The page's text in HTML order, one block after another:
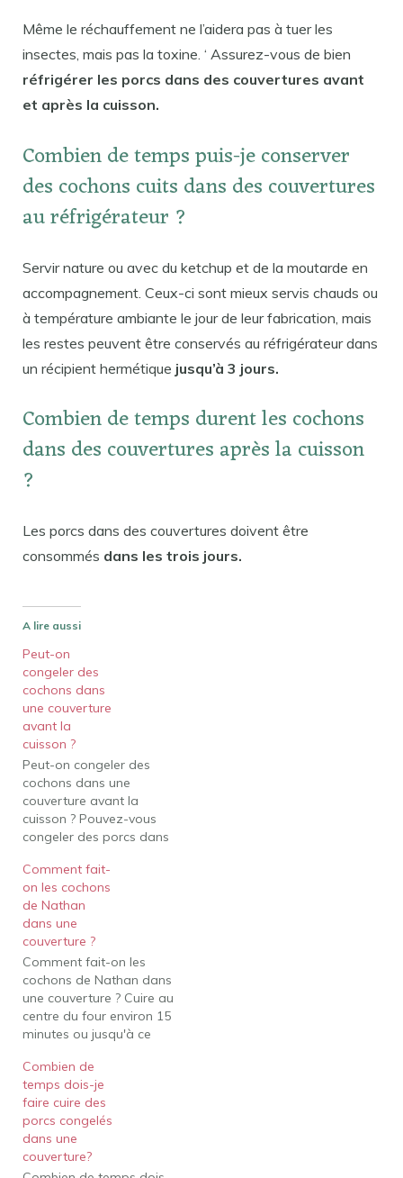
Même le réchauffement ne l’aidera pas à tuer les
insectes, mais pas la toxine. ‘ Assurez-vous de bien
réfrigérer les porcs dans des couvertures avant
et après la cuisson.
Combien de temps puis-je conserver
des cochons cuits dans des couvertures
au réfrigérateur ?
Servir nature ou avec du ketchup et de la moutarde en
accompagnement. Ceux-ci sont mieux servis chauds ou
à température ambiante le jour de leur fabrication, mais
les restes peuvent être conservés au réfrigérateur dans
un récipient hermétique jusqu’à 3 jours.
Combien de temps durent les cochons
dans des couvertures après la cuisson
?
Les porcs dans des couvertures doivent être
consommés dans les trois jours.
A lire aussi
Peut-on
congeler des
cochons dans
une couverture
avant la
cuisson ?
Peut-on congeler des
cochons dans une
couverture avant la
cuisson ? Pouvez-vous
congeler des porcs dans
vous pouvez, qu'il
s'agisse de restes crus
ou cuits. Vous pouvez
également congeler des
porcs frais pré-préparés
dans les magasins
(vérifier les instructions
de l'emballage) ou
acheter des porcs déjà
congelés…
Comment fait-
on les cochons
de Nathan
dans une
couverture ?
Comment fait-on les
cochons de Nathan dans
une couverture ? Cuire au
centre du four environ 15
minutes ou jusqu'à ce
dorée. Four
conventionnel :
Préchauffer à 375 degrés
F. Cuire 15 à 20 minutes.
Four à convection :
préchauffer à 375 degrés
Combien de
temps dois-je
faire cuire des
porcs congelés
dans une
couverture?